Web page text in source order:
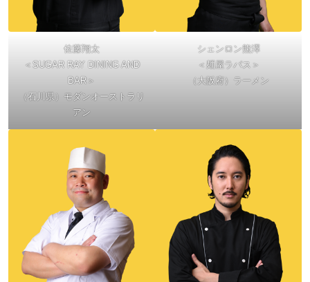
佐藤翔太
＜SUGAR RAY DINING AND
BAR＞
（石川県）モダンオーストラリ
アン
シェンロン熊澤
＜麺屋ラパス＞
（大阪府）ラーメン